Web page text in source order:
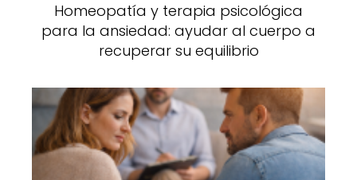
Homeopatía y terapia psicológica
para la ansiedad: ayudar al cuerpo a
recuperar su equilibrio